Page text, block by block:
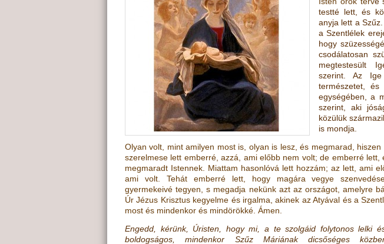
testté lett, és
anyja lett a
a Szentlélek
hogy
csodálatosan
megtestesült
szerint. Az
természetet,
egységében, a
szerint, aki
közülük
is mondja.
Olyan volt, mint amilyen most is, olyan is lesz, és megmarad,
szerelmese lett emberré, azzá, ami előbb nem volt; de emberré
megmaradt Istennek. Miattam hasonlóvá lett hozzám; az lett, ami
ami volt. Tehát emberré lett, hogy magára vegye
gyermekeivé tegyen, s megadja nekünk azt az országot, amelyre
Úr Jézus Krisztus kegyelme és irgalma, akinek az Atyával és a
most és mindenkor és mindörökké. Ámen.
Engedd, kérünk, Úristen, hogy mi, a te szolgáid folytonos lelki
boldogságos, mindenkor Szűz Máriának dicsőséges